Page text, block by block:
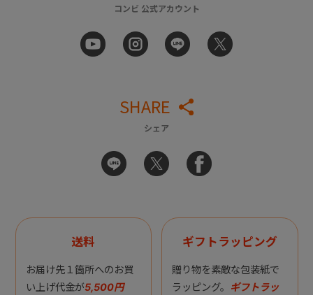
コンビ 公式アカウント
SHARE
シェア
送料
お届け先１箇所へのお買
い上げ代金が5,500円
ギフトラッピング
贈り物を素敵な包装紙で
ラッピング。 ギフトラッ